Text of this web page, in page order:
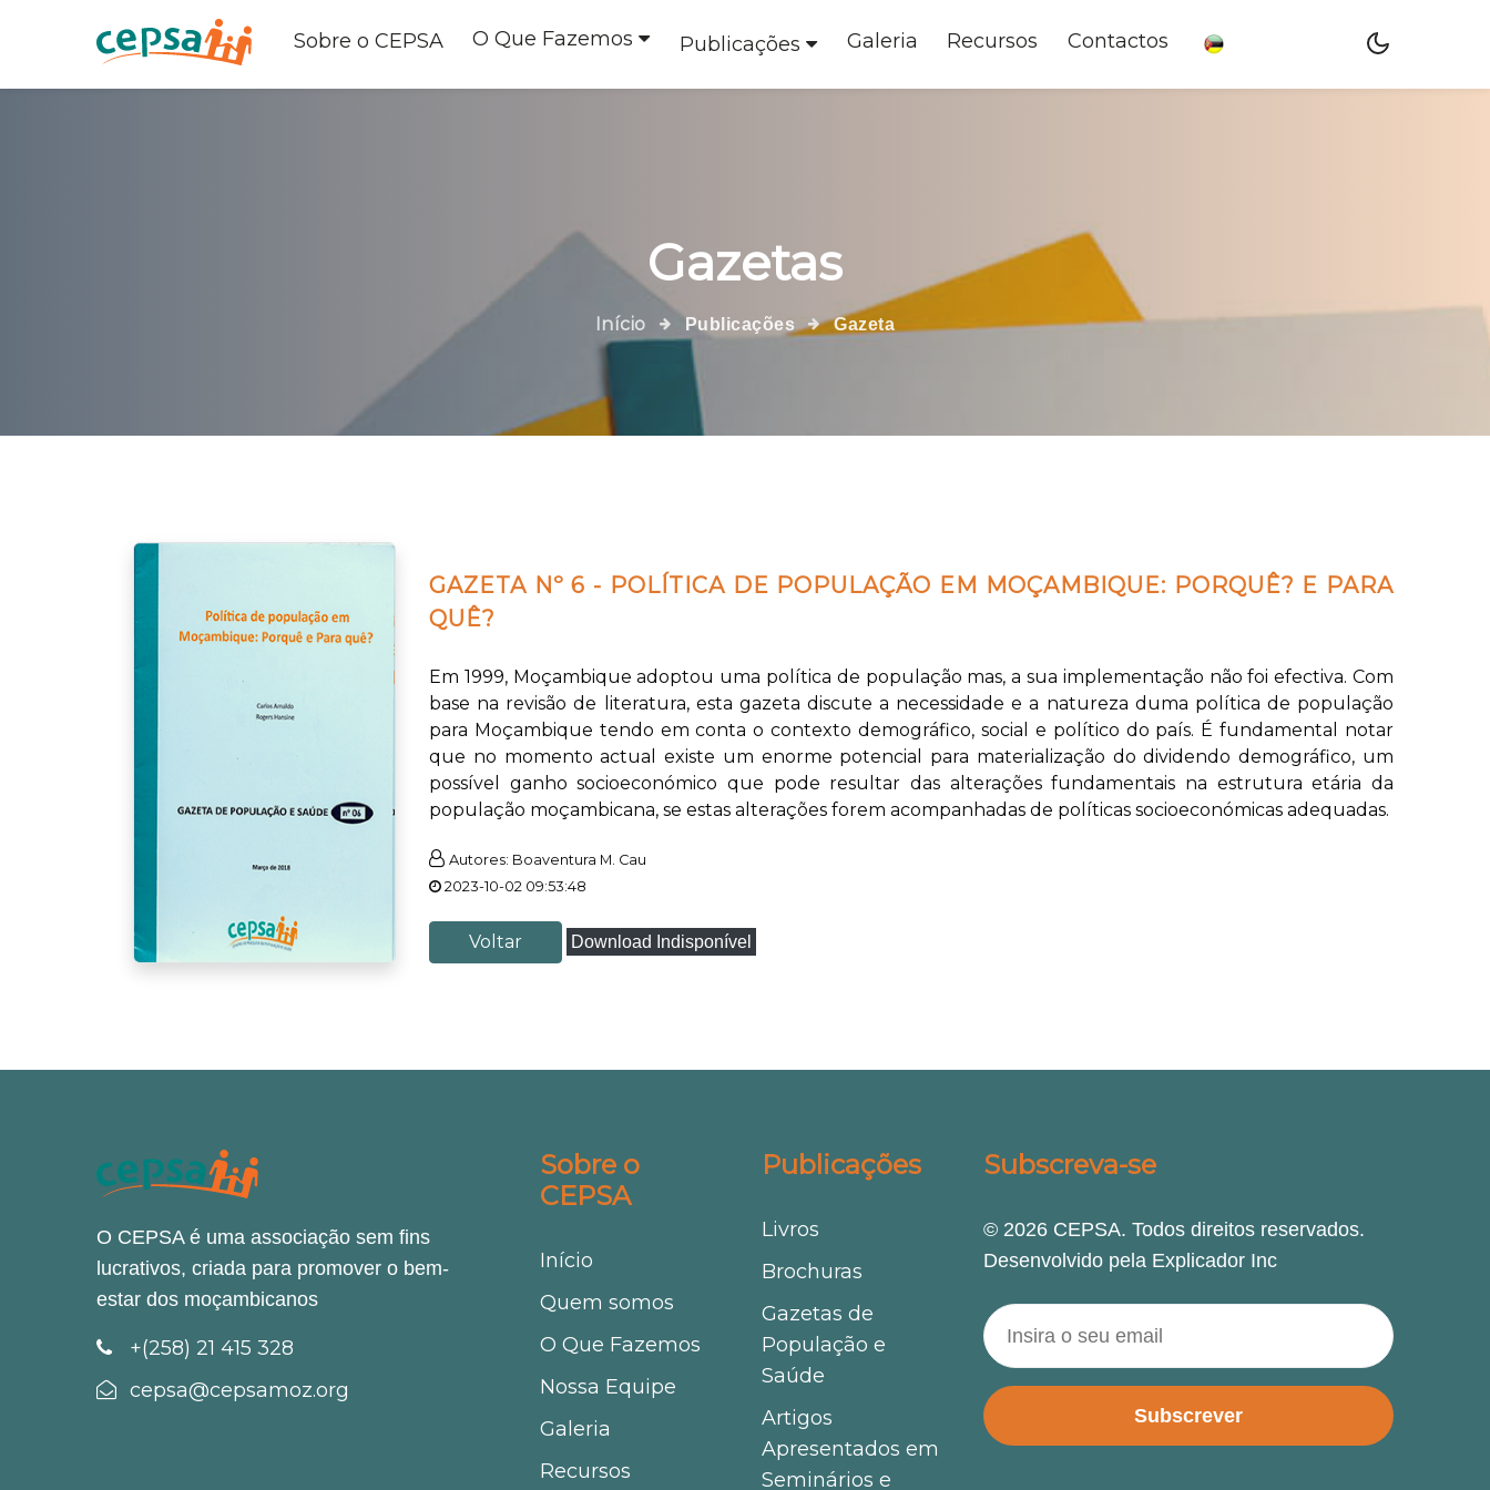
Sobre o CEPSA O Que Fazemos Publicações Galeria Recursos Contactos
Gazetas
Início Publicações Gazeta
GAZETA Nº 6 - POLÍTICA DE POPULAÇÃO EM MOÇAMBIQUE: PORQUÊ? E PARA
QUÊ?
Em 1999, Moçambique adoptou uma política de população mas, a sua implementação não foi efectiva. Com
base na revisão de literatura, esta gazeta discute a necessidade e a natureza duma política de população
para Moçambique tendo em conta o contexto demográfico, social e político do país. É fundamental notar
que no momento actual existe um enorme potencial para materialização do dividendo demográfico, um
possível ganho socioeconómico que pode resultar das alterações fundamentais na estrutura etária da
população moçambicana, se estas alterações forem acompanhadas de políticas socioeconómicas adequadas.
Autores: Boaventura M. Cau
2023-10-02 09:53:48
Voltar Download Indisponível
O CEPSA é uma associação sem fins
lucrativos, criada para promover o bem-
estar dos moçambicanos
+(258) 21 415 328
cepsa@cepsamoz.org
Sobre o
CEPSA
Início
Quem somos
O Que Fazemos
Nossa Equipe
Galeria
Recursos
Publicações
Livros
Brochuras
Gazetas de
População e
Saúde
Artigos
Apresentados em
Seminários e
Subscreva-se
© 2026 CEPSA. Todos direitos reservados.
Desenvolvido pela Explicador Inc
Subscrever